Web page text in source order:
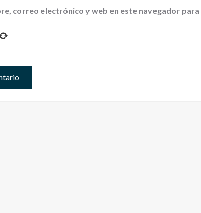
correo electrónico y web en este navegador